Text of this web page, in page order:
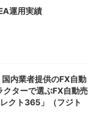
運用実績
国内業者提供のFX自動
ターで選ぶFX自動売
クト365」（フジト